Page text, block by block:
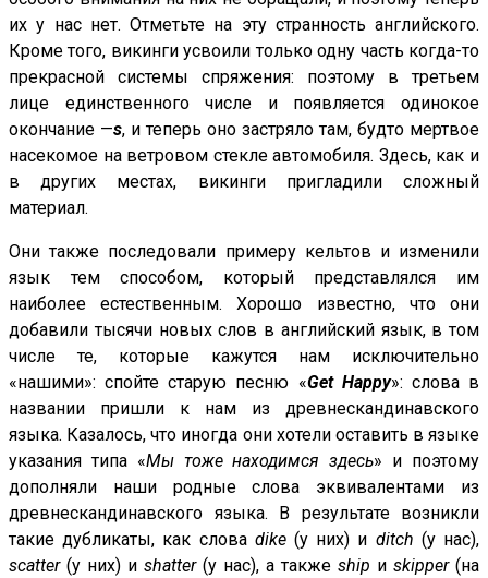
их у нас нет. Отметьте на эту странность английского.
Кроме того, викинги усвоили только одну часть когда-то
прекрасной системы спряжения: поэтому в третьем
лице единственного числе и появляется одинокое
окончание —s, и теперь оно застряло там, будто мертвое
насекомое на ветровом стекле автомобиля. Здесь, как и
в других местах, викинги пригладили сложный
материал.
Они также последовали примеру кельтов и изменили
язык тем способом, который представлялся им
наиболее естественным. Хорошо известно, что они
добавили тысячи новых слов в английский язык, в том
числе те, которые кажутся нам исключительно
«нашими»: спойте старую песню «Get Happy»: слова в
названии пришли к нам из древнескандинавского
языка. Казалось, что иногда они хотели оставить в языке
указания типа «Мы тоже находимся здесь» и поэтому
дополняли наши родные слова эквивалентами из
древнескандинавского языка. В результате возникли
такие дубликаты, как слова dike(у них) и ditch (у нас),
scatter(у них) и shatter(у нас), а также ship и skipper(на